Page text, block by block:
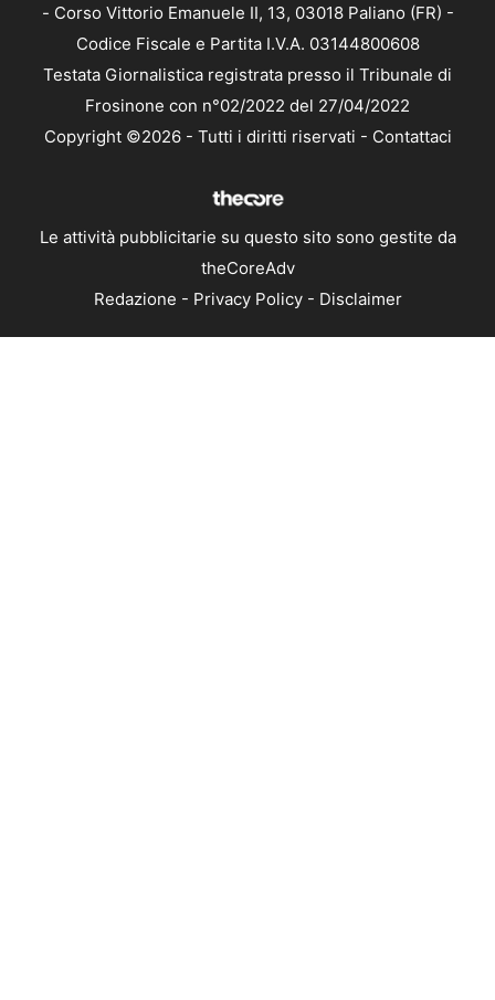
- Corso Vittorio Emanuele II, 13, 03018 Paliano (FR) -
Codice Fiscale e Partita I.V.A. 03144800608
Testata Giornalistica registrata presso il Tribunale di
Frosinone con n°02/2022 del 27/04/2022
Copyright ©2026 - Tutti i diritti riservati - Contattaci
Le attività pubblicitarie su questo sito sono gestite da
theCoreAdv
Redazione - Privacy Policy- Disclaimer